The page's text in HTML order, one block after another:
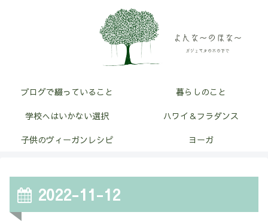
ブログで綴っていること
暮らしのこと
学校へはいかない選択
ハワイ＆フラダンス
子供のヴィーガンレシピ
ヨーガ
2022-11-12